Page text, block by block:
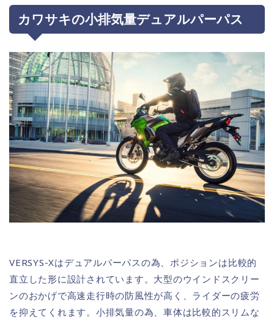
カワサキの小排気量デュアルパーパス
VERSYS-Xはデュアルパーパスの為、ポジションは比較的
直立した形に設計されています。大型のウインドスクリー
ンのおかげで高速走行時の防風性が高く、ライダーの疲労
を抑えてくれます。小排気量の為、車体は比較的スリムな